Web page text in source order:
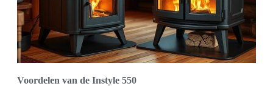
Voordelen van de Instyle 550